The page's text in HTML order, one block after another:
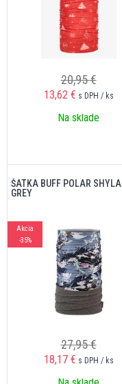
20,95 €
13,62 € s DPH / ks
Na sklade
ŠATKA BUFF POLAR SHYLAI
GREY
Akcia
-35%
27,95 €
18,17 € s DPH / ks